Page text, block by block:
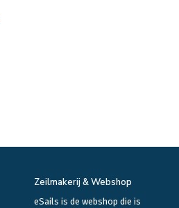
Zeilmakerij & Webshop
eSails is de webshop die is